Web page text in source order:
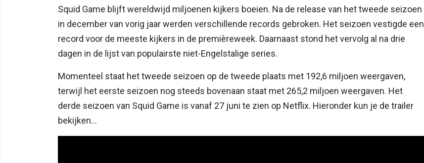
Squid Game blijft wereldwijd miljoenen kijkers boeien. Na de release van het tweede seizoen
in december van vorig jaar werden verschillende records gebroken. Het seizoen vestigde een
record voor de meeste kijkers in de premièreweek. Daarnaast stond het vervolg al na drie
dagen in de lijst van populairste niet-Engelstalige series.
Momenteel staat het tweede seizoen op de tweede plaats met 192,6 miljoen weergaven,
terwijl het eerste seizoen nog steeds bovenaan staat met 265,2 miljoen weergaven. Het
derde seizoen van Squid Game is vanaf 27 juni te zien op Netflix. Hieronder kun je de trailer
bekijken...